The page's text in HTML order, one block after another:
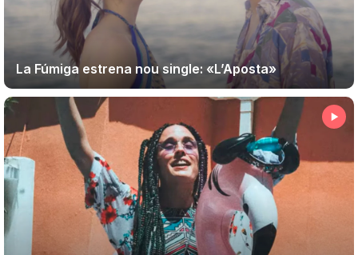
La Fúmiga estrena nou single: «L’Aposta»